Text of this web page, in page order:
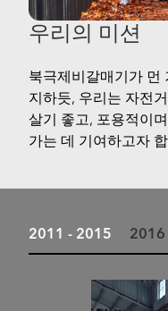
우리의 미션
북극제비갈매기가 먼
지하듯, 우리는 자전
살기 좋고, 포용적이
가는 데 기여하고자
2011 - 2015 2016